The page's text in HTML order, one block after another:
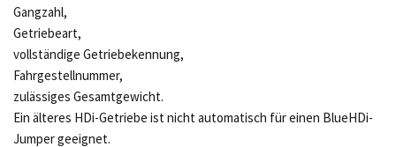
Gangzahl,
Getriebeart,
vollständige Getriebekennung,
Fahrgestellnummer,
zulässiges Gesamtgewicht.
Ein älteres HDi-Getriebe ist nicht automatisch für einen BlueHDi-
Jumper geeignet.